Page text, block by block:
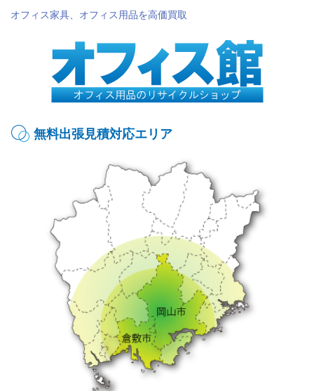
オフィス家具、オフィス用品を高価買取
無料出張見積対応エリア